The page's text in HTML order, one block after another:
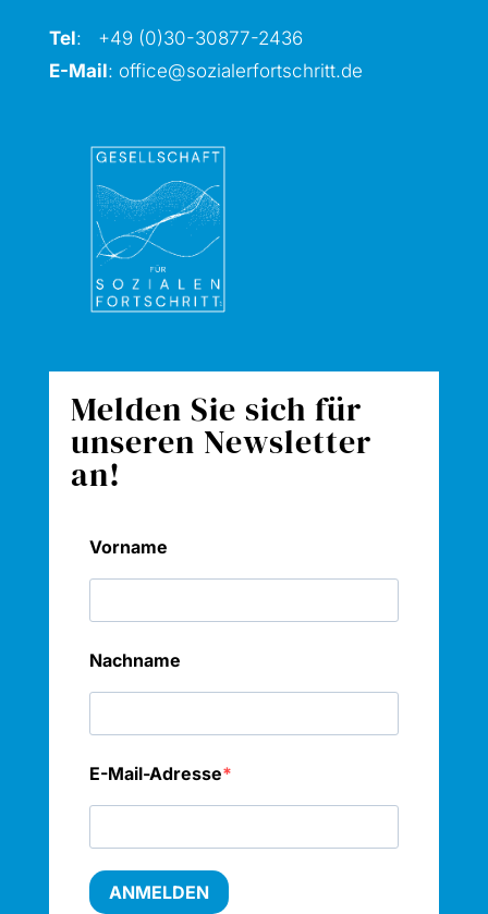
Tel: +49 (0)30-30877-2436
E-Mail: office@sozialerfortschritt.de
Melden Sie sich für
unseren Newsletter
an!
Vorname
Nachname
E-Mail-Adresse
ANMELDEN